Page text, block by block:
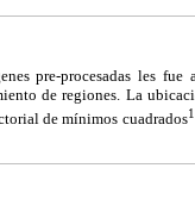
pre-procesadas les fue
de regiones. La
de mínimos cuadrados